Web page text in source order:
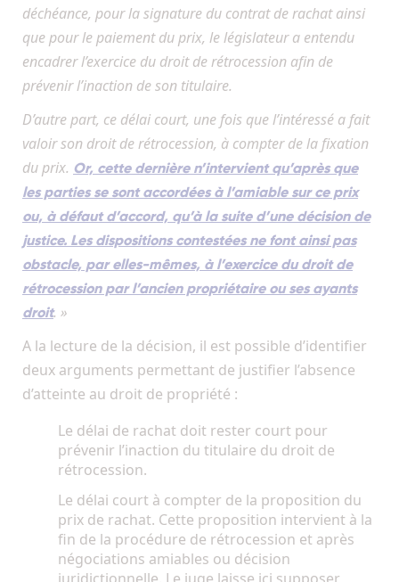
déchéance, pour la signature du contrat de rachat ainsi
que pour le paiement du prix, le législateur a entendu
encadrer l’exercice du droit de rétrocession afin de
prévenir l’inaction de son titulaire.
D’autre part, ce délai court, une fois que l’intéressé a fait
valoir son droit de rétrocession, à compter de la fixation
du prix. Or, cette dernière n’intervient qu’après que
les parties se sont accordées à l’amiable sur ce prix
ou, à défaut d’accord, qu’à la suite d’une décision de
justice. Les dispositions contestées ne font ainsi pas
obstacle, par elles-mêmes, à l’exercice du droit de
rétrocession par l’ancien propriétaire ou ses ayants
droit. »
A la lecture de la décision, il est possible d’identifier
deux arguments permettant de justifier l’absence
d’atteinte au droit de propriété :
Le délai de rachat doit rester court pour
prévenir l’inaction du titulaire du droit de
rétrocession.
Le délai court à compter de la proposition du
prix de rachat. Cette proposition intervient à la
fin de la procédure de rétrocession et après
négociations amiables ou décision
juridictionnelle. Le juge laisse ici supposer